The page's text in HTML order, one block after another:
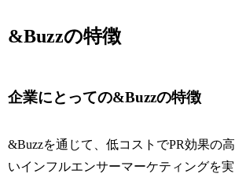
&Buzzの特徴
企業にとっての&Buzzの特徴
&Buzzを通じて、低コストでPR効果の高
いインフルエンサーマーケティングを実